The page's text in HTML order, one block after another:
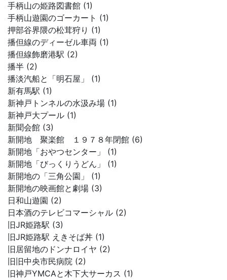
手柄山の姫路図書館 (1)
手柄山遊園のゴーカート (1)
押部谷界隈の松茸狩り (1)
播但線のディーゼル車両 (1)
播但線飾磨港駅 (2)
播半 (2)
播淡汽船と「明石屋」 (1)
新有馬駅 (1)
新神戸トンネルの水汲み場 (1)
新神戸大プール (1)
新聞会館 (3)
新開地 聚楽館 １９７８年閉館 (6)
新開地「おやつセンター」 (1)
新開地「びっくりうどん」 (1)
新開地の「三角公園」 (1)
新開地の映画館と劇場 (3)
日和山遊園 (2)
日本酒のテレビコマーシャル (2)
旧JR姫路駅 (3)
旧JR姫路駅 えきそば丼 (1)
旧居留地のドンナロイヤ (2)
旧旧中央市民病院 (2)
旧神戸YMCAと木下大サーカス (1)